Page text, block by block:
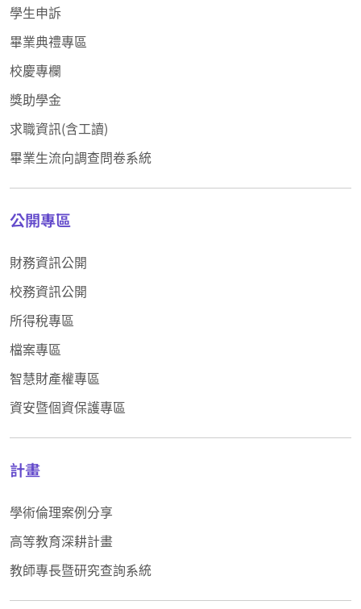
學生申訴
畢業典禮專區
校慶專欄
獎助學金
求職資訊(含工讀)
畢業生流向調查問卷系統
公開專區
財務資訊公開
校務資訊公開
所得稅專區
檔案專區
智慧財產權專區
資安暨個資保護專區
計畫
學術倫理案例分享
高等教育深耕計畫
教師專長暨研究查詢系統